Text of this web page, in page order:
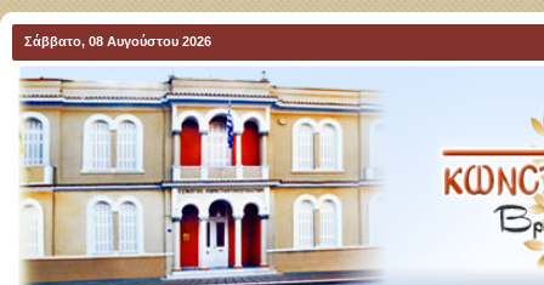
Σάββατο, 08 Αυγούστου 2026